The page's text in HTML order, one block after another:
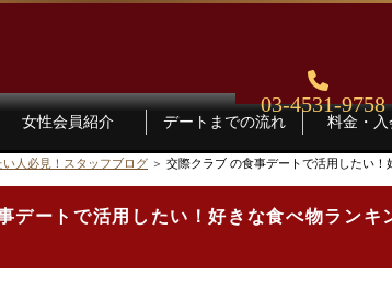
03-4531-9758
女性会員紹介 デートまでの流れ 料金・入
人必見！スタッフブログ 交際クラブ の食事デートで活用したい！
デートで活用したい！好きな食べ物ランキ